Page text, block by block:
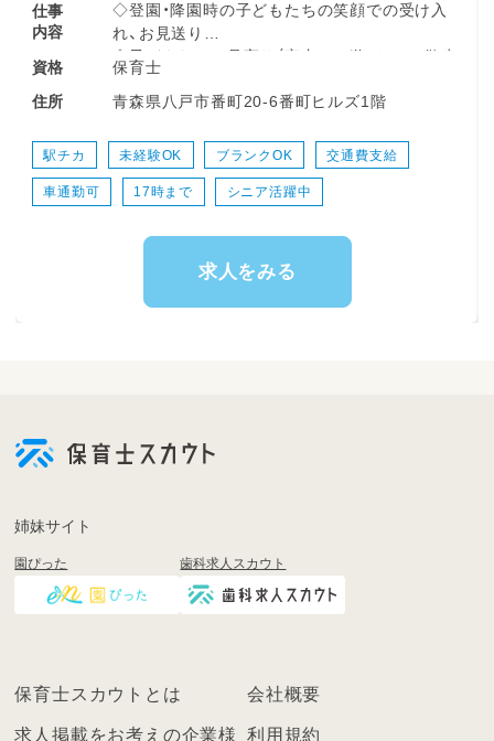
◇登園・降園時の子どもたちの笑顔での受け入
れ、お見送り
◇子どもたちの見守り（室内での遊びや、お散歩
などの戸外活動の引率）
◇排泄の自立サポート、おむつ交換、着替えの
◇楽しいもぐもぐ時間を支える食事介助
◇お昼寝（午睡）の準備や、安全な睡眠の見守り
◇お部屋の清掃や、おもちゃの消毒など、子ど
◇季節の行事やイベントの計画・準備・運営
保育士
青森県八戸市番町20-6番町ヒルズ1階
駅チカ 短時間（４時間以内） 未経験OK
ブランクOK 交通費支給 車通勤可
求人をみる
姉妹サイト
園ぴった 歯科求人スカウト
保育士スカウトとは 会社概要
求人掲載をお考えの企業様 利用規約